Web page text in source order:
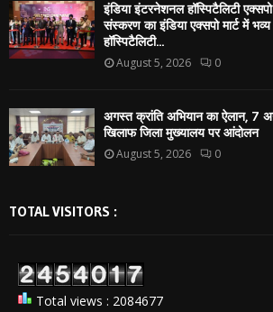
इंडिया इंटरनेशनल हॉस्पिटैलिटी
संस्करण का इंडिया एक्सपो मार्ट में
हॉस्पिटैलिटी...
August 5, 2026 0
अगस्त क्रांति अभियान का ऐलान, 7
खिलाफ जिला मुख्यालय पर आंदोलन
August 5, 2026 0
TOTAL VISITORS :
Total views : 2084677